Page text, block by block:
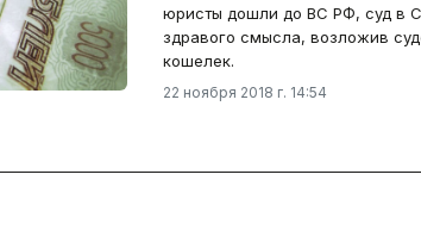
юристы дошли до ВС РФ, суд в
здравого смысла, возложив
кошелек.
22 ноября 2018 г. 14:54